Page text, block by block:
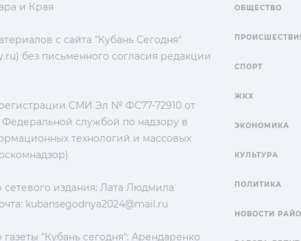
и Края
с сайта "Кубань Сегодня"
без письменного согласия редакции
СМИ Эл № ФС77-72910 от
Федеральной службой по надзору в
технологий и массовых
сетевого издания: Лата Людмила
kubansegodnya2024@mail.ru
"Кубань сегодня": Арендаренко
ОБЩЕСТВО
СПОРТ
ЖКХ
ЭКОНОМИКА
КУЛЬТУРА
ПОЛИТИКА
НОВОСТИ